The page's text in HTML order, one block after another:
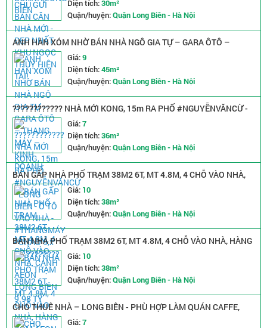
Diện tích:30m²
Quận/huyện:Quận Long Biên - Hà Nội
ANH HÀN XÓM NHỜ BÁN NHÀ NGÔ GIA TỰ – GARA ÔTÔ –
THANG MÁY – KINH DOANH
Giá:9
Diện tích:45m²
Quận/huyện:Quận Long Biên - Hà Nội
???????????? NHÀ MỚI KONG, 15m RA PHỐ #NGUYỄNVĂNCỪ -
LONG BIÊN - Ô TÔ VÀO NHÀ - #THANGMÁY - CHÀO 9,x TỶ
????????
Giá:7
Diện tích:36m²
Quận/huyện:Quận Long Biên - Hà Nội
BÁN GẤP NHÀ PHỐ TRẠM 38M2 6T, MT 4.8M, 4 CHỖ VÀO NHÀ,
CẠNH AEON LONG BIÊN 9.98 TỶ
Giá: 10
Diện tích:38m²
Quận/huyện:Quận Long Biên - Hà Nội
BÁN NHÀ PHỐ TRẠM 38M2 6T, MT 4.8M, 4 CHỖ VÀO NHÀ, HÀNG
XÓM AEON LONG BIÊN 9.99 TỶ
Giá: 10
Diện tích:38m²
Quận/huyện:Quận Long Biên - Hà Nội
CHO THUÊ NHÀ – LONG BIÊN - PHÙ HỢP LÀM QUÁN CAFFE,
KINH DOANH - CÓ GÁC XÉP ĐỂ Ở - (7 triệu/tháng)
Giá:7